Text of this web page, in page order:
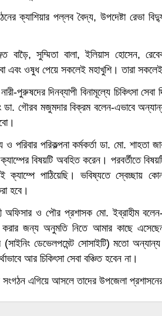
ক্যাশিয়ার পল্লব বৈদ্য, উপদেষ্টা রেভা
বাড়ৈ, সুম্মিতা বালা, ইলিয়াস হোসেন,
এবং ওষুধ পেয়ে সকলেই মহাখুশি। তারা
নারী-পুরুষদের দিনব্যাপী বিনামূল্যে চিকিৎসা
ডা. গৌরব মজুমদার বিক্রম বলেন-এভাবে
পরিবার পরিকল্পনা কর্মকর্তা ডা. মো. শাহতা
বিষয়টি অবহিত করেন। পরবর্তীতে
ক্যাম্পে পাঠিয়েছি। ভবিষ্যতে
হবে।
অফিসার ও পৌর প্রশাসক মো. ইব্রাহীম বলেন-
করার জন্য অনুমতি নিতে আমার কাছে
(সাইনিং ডেভেলপমেন্ট সোসাইটি) মতো
আর চিকিৎসা সেবা বঞ্চিত হবেন না।
এগিয়ে আসলে তাদের উপজেলা প্রশাসনের